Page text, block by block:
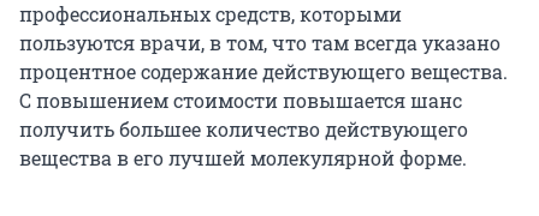
профессиональных средств, которыми
пользуются врачи, в том, что там всегда указано
процентное содержание действующего вещества.
С повышением стоимости повышается шанс
получить большее количество действующего
вещества в его лучшей молекулярной форме.